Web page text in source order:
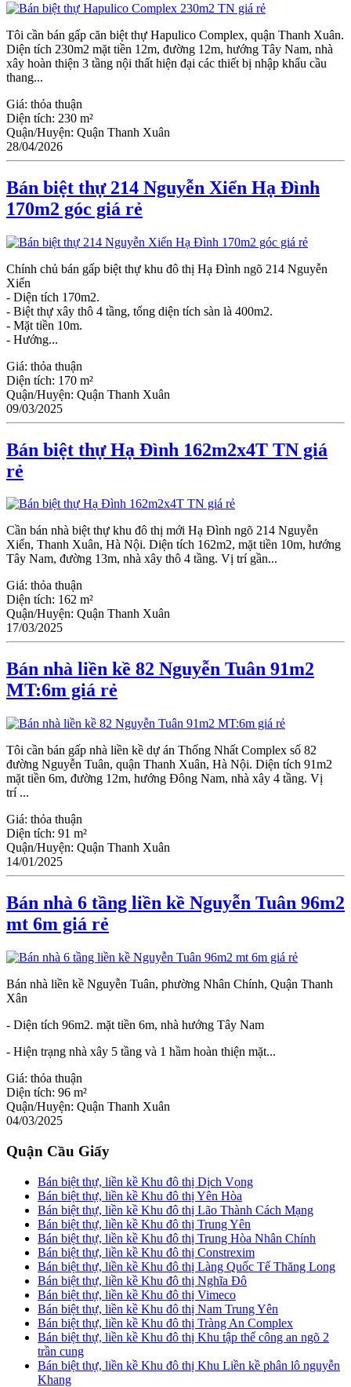
Tôi cần bán gấp căn biệt thự Hapulico Complex, quận Thanh Xuân.
Diện tích 230m2 mặt tiền 12m, đường 12m, hướng Tây Nam, nhà
xây hoàn thiện 3 tầng nội thất hiện đại các thiết bị nhập khẩu cầu
thang...
Giá: thỏa thuận
Diện tích: 230 m²
Quận/Huyện: Quận Thanh Xuân
28/04/2026
Bán biệt thự 214 Nguyễn Xiển Hạ Đình
170m2 góc giá rẻ
Chính chủ bán gấp biệt thự khu đô thị Hạ Đình ngõ 214 Nguyễn
Xiển
- Diện tích 170m2.
- Biệt thự xây thô 4 tầng, tổng diện tích sàn là 400m2.
- Mặt tiền 10m.
- Hướng...
Giá: thỏa thuận
Diện tích: 170 m²
Quận/Huyện: Quận Thanh Xuân
09/03/2025
Bán biệt thự Hạ Đình 162m2x4T TN giá
rẻ
Cần bán nhà biệt thự khu đô thị mới Hạ Đình ngõ 214 Nguyễn
Xiển, Thanh Xuân, Hà Nội. Diện tích 162m2, mặt tiền 10m, hướng
Tây Nam, đường 13m, nhà xây thô 4 tầng. Vị trí gần...
Giá: thỏa thuận
Diện tích: 162 m²
Quận/Huyện: Quận Thanh Xuân
17/03/2025
Bán nhà liền kề 82 Nguyễn Tuân 91m2
MT:6m giá rẻ
Tôi cần bán gấp nhà liền kề dự án Thống Nhất Complex số 82
đường Nguyễn Tuân, quận Thanh Xuân, Hà Nội. Diện tích 91m2
mặt tiền 6m, đường 12m, hướng Đông Nam, nhà xây 4 tầng. Vị
trí ...
Giá: thỏa thuận
Diện tích: 91 m²
Quận/Huyện: Quận Thanh Xuân
14/01/2025
Bán nhà 6 tầng liền kề Nguyễn Tuân 96m2
mt 6m giá rẻ
Bán nhà liền kề Nguyễn Tuân, phường Nhân Chính, Quận Thanh
Xân
- Diện tích 96m2. mặt tiền 6m, nhà hướng Tây Nam
- Hiện trạng nhà xây 5 tầng và 1 hầm hoàn thiện mặt...
Giá: thỏa thuận
Diện tích: 96 m²
Quận/Huyện: Quận Thanh Xuân
04/03/2025
Quận Cầu Giấy
Bán biệt thự, liền kề Khu đô thị Dịch Vọng
Bán biệt thự, liền kề Khu đô thị Yên Hòa
Bán biệt thự, liền kề Khu đô thị Lão Thành Cách Mạng
Bán biệt thự, liền kề Khu đô thị Trung Yên
Bán biệt thự, liền kề Khu đô thị Trung Hòa Nhân Chính
Bán biệt thự, liền kề Khu đô thị Constrexim
Bán biệt thự, liền kề Khu đô thị Làng Quốc Tế Thăng Long
Bán biệt thự, liền kề Khu đô thị Nghĩa Đô
Bán biệt thự, liền kề Khu đô thị Vimeco
Bán biệt thự, liền kề Khu đô thị Nam Trung Yên
Bán biệt thự, liền kề Khu đô thị Tràng An Complex
Bán biệt thự, liền kề Khu đô thị Khu tập thể công an ngõ 2
trần cung
Bán biệt thự, liền kề Khu đô thị Khu Liền kề phân lô nguyễn
Khang